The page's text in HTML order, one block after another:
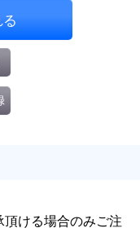
頂ける場合のみご注